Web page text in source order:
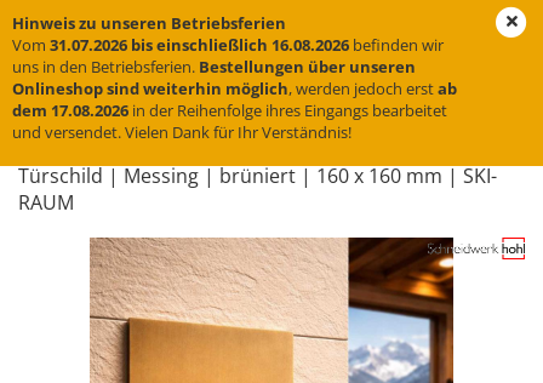
Hinweis zu unseren Betriebsferien
Vom 31.07.2026 bis einschließlich 16.08.2026 befinden wir
uns in den Betriebsferien. Bestellungen über unseren
Onlineshop sind weiterhin möglich, werden jedoch erstab
dem 17.08.2026 in der Reihenfolge ihres Eingangs bearbeitet
und versendet. Vielen Dank für Ihr Verständnis!
« Erster « zurück weiter »
Letzter »
31Artikel in dieser Kategorie
Tür­schild | Mes­sing | brü­niert | 160 x 160 mm | SKI­
RAUM